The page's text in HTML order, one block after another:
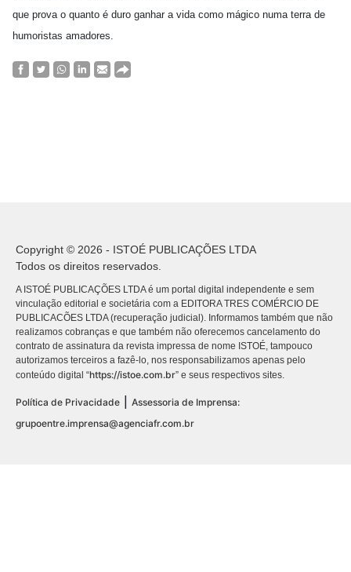
que prova o quanto é duro ganhar a vida como mágico numa terra de
humoristas amadores.
Copyright © 2026 - ISTOÉ PUBLICAÇÕES LTDA
Todos os direitos reservados.
A ISTOÉ PUBLICAÇÕES LTDA é um portal digital independente e sem
vinculação editorial e societária com a EDITORA TRES COMÉRCIO DE
PUBLICACÕES LTDA (recuperação judicial). Informamos também que não
realizamos cobranças e que também não oferecemos cancelamento do
contrato de assinatura da revista impressa de nome ISTOÉ, tampouco
autorizamos terceiros a fazê-lo, nos responsabilizamos apenas pelo
conteúdo digital “https://istoe.com.br” e seus respectivos sites.
Política de Privacidade
Assessoria de Imprensa:
grupoentre.imprensa@agenciafr.com.br